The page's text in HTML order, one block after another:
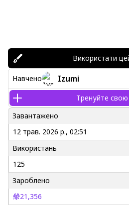
Використати
Навчено Izumi
Тренуйте свою
Завантажено
12 трав. 2026 р., 02:51
Використань
125
Зароблено
21,356